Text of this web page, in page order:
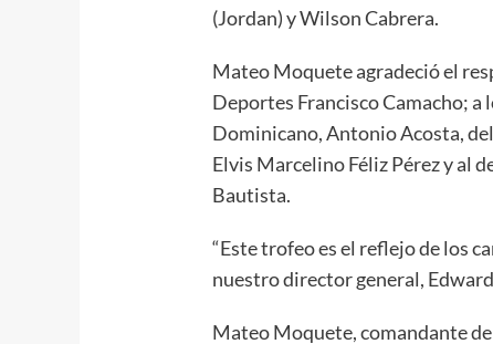
(Jordan) y Wilson Cabrera.
Mateo Moquete agradeció el
Deportes Francisco Camacho;
Dominicano, Antonio Acosta,
Elvis Marcelino Féliz Pérez y al
Bautista.
“Este trofeo es el reflejo de los
nuestro director general, Edward
Mateo Moquete, comandante